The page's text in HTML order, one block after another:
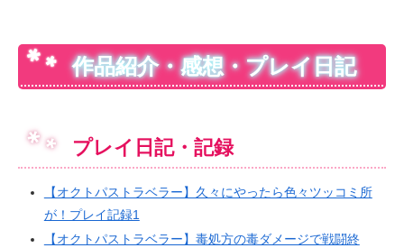
作品紹介・感想・プレイ日記
プレイ日記・記録
【オクトパストラベラー】久々にやったら色々ツッコミ所
が！プレイ記録1
【オクトパストラベラー】毒処方の毒ダメージで戦闘終